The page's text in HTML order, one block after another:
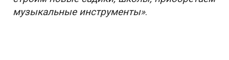
музыкальные инструменты».